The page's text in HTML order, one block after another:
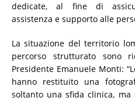
dedicate, al fine di
assistenza e supporto alle
La situazione del territorio
percorso strutturato sono
Presidente Emanuele Monti:
hanno restituito una
soltanto una sfida clinica, ma